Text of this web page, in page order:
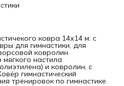
ковра 14х14 м. с
для гимнастики, для
ковролин
настила
и ковролин, с
гимнастический
тренировок по гимнастике.